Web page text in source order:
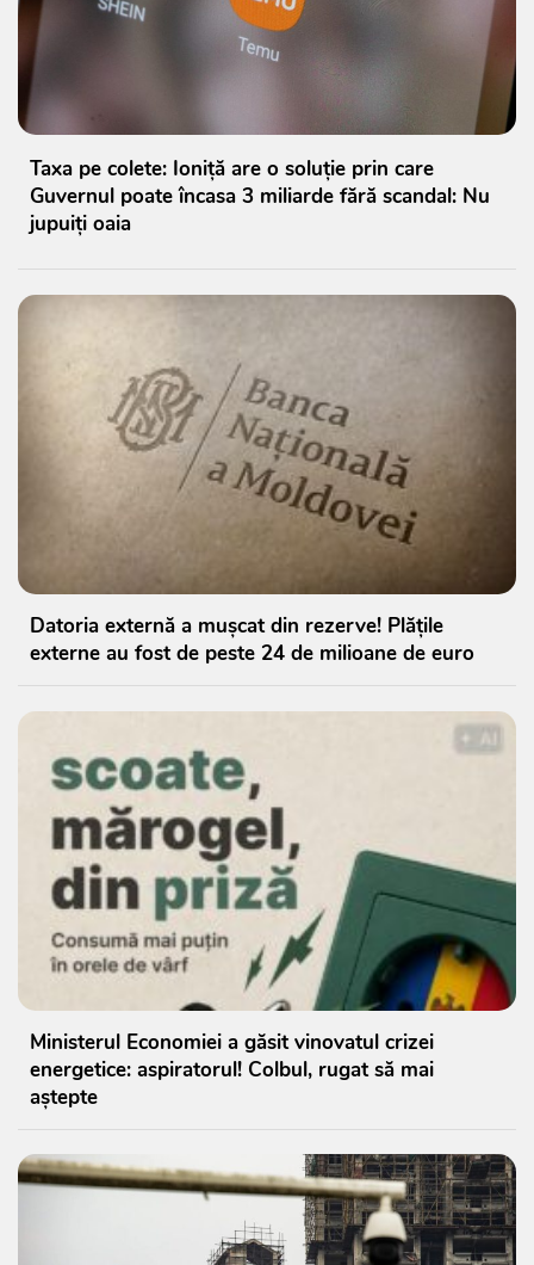
Taxa pe colete: Ioniță are o soluție prin care
Guvernul poate încasa 3 miliarde fără scandal: Nu
jupuiți oaia
Datoria externă a mușcat din rezerve! Plățile
externe au fost de peste 24 de milioane de euro
Ministerul Economiei a găsit vinovatul crizei
energetice: aspiratorul! Colbul, rugat să mai
aștepte